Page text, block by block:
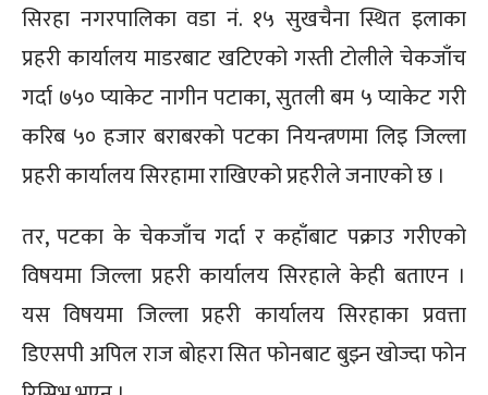
सिरहा नगरपालिका वडा नं. १५ सुखचैना स्थित इलाका
प्रहरी कार्यालय माडरबाट खटिएको गस्ती टोलीले चेकजाँच
गर्दा ७५० प्याकेट नागीन पटाका, सुतली बम ५ प्याकेट गरी
करिब ५० हजार बराबरको पटका नियन्त्रणमा लिइ जिल्ला
प्रहरी कार्यालय सिरहामा राखिएको प्रहरीले जनाएको छ ।
तर, पटका के चेकजाँच गर्दा र कहाँबाट पक्राउ गरीएको
विषयमा जिल्ला प्रहरी कार्यालय सिरहाले केही बताएन ।
यस विषयमा जिल्ला प्रहरी कार्यालय सिरहाका प्रवत्ता
डिएसपी अपिल राज बोहरा सित फोनबाट बुझ्न खोज्दा फोन